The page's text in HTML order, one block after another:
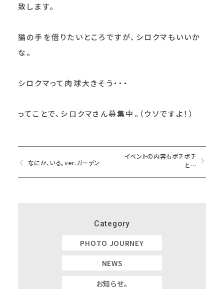
致します。
猫の手を借りたいところですが、シロクマもいいか
な。
シロクマって肉球大きそう・・・
ってことで、シロクマさん募集中。（ウソですよ！）
なにか、いる。ver.ガーデン
イベントの内容もボチボチ
と…
Category
PHOTO JOURNEY
NEWS
お知らせ。